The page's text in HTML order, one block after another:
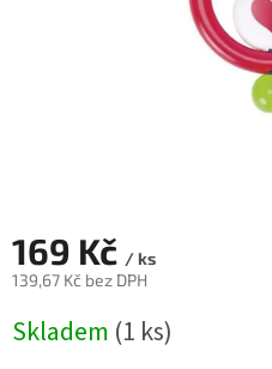
169 Kč / ks
139,67 Kč bez DPH
cena:
Skladem (1 ks)